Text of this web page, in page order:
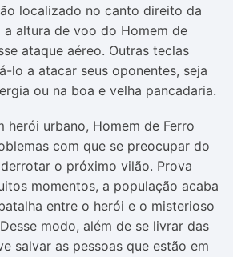
localizado no canto direito da
altura de voo do Homem de
ataque aéreo. Outras teclas
lo a atacar seus oponentes, seja
ou na boa e velha pancadaria.
herói urbano, Homem de Ferro
com que se preocupar do
o próximo vilão. Prova
momentos, a população acaba
entre o herói e o misterioso
modo, além de se livrar das
salvar as pessoas que estão em